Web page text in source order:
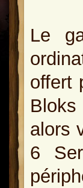
Le
offert
alors
6